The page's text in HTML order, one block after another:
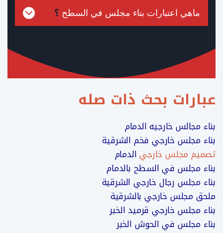
ماهي اعتبارات بناء مجلس في السطح ؟
عبارات بحث ذات صله
بناء مجالس خارجيه الدمام
بناء مجلس خارجي فخم الشرقية
تصميم مجلس خارجيالدمام
بناء مجلس في السطح بالدمام
بناء مجلس رجال خارجي الشرقية
ملحق مجلس خارجي بالشرقية
بناء مجلس خارجي قرميد الخبر
بناء مجلس في الحوش الخبر